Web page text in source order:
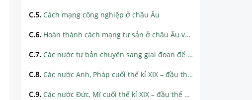
C.5. Cách mạng công nghiệp ở châu Âu
C.6. Hoàn thành cách mạng tư sản ở châu Âu và Mĩ giữa thế kỉ XIX.
C.7. Các nước tư bản chuyển sang giai đoan đế quốc chủ nghĩa
C.8. Các nước Anh, Pháp cuối thế kỉ XIX – đầu thế kỉ XX
C.9. Các nước Đức, Mĩ cuối thế kỉ XIX – đầu thế kỉ XX